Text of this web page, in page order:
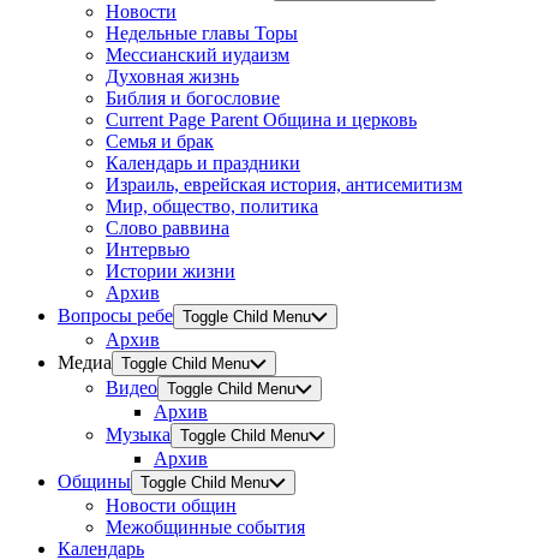
Новости
Недельные главы Торы
Мессианский иудаизм
Духовная жизнь
Библия и богословие
Current Page Parent Община и церковь
Семья и брак
Календарь и праздники
Израиль, еврейская история, антисемитизм
Мир, общество, политика
Слово раввина
Интервью
Истории жизни
Архив
Вопросы ребе Toggle Child Menu
Архив
Медиа Toggle Child Menu
Видео Toggle Child Menu
Архив
Музыка Toggle Child Menu
Архив
Общины Toggle Child Menu
Новости общин
Межобщинные события
Календарь